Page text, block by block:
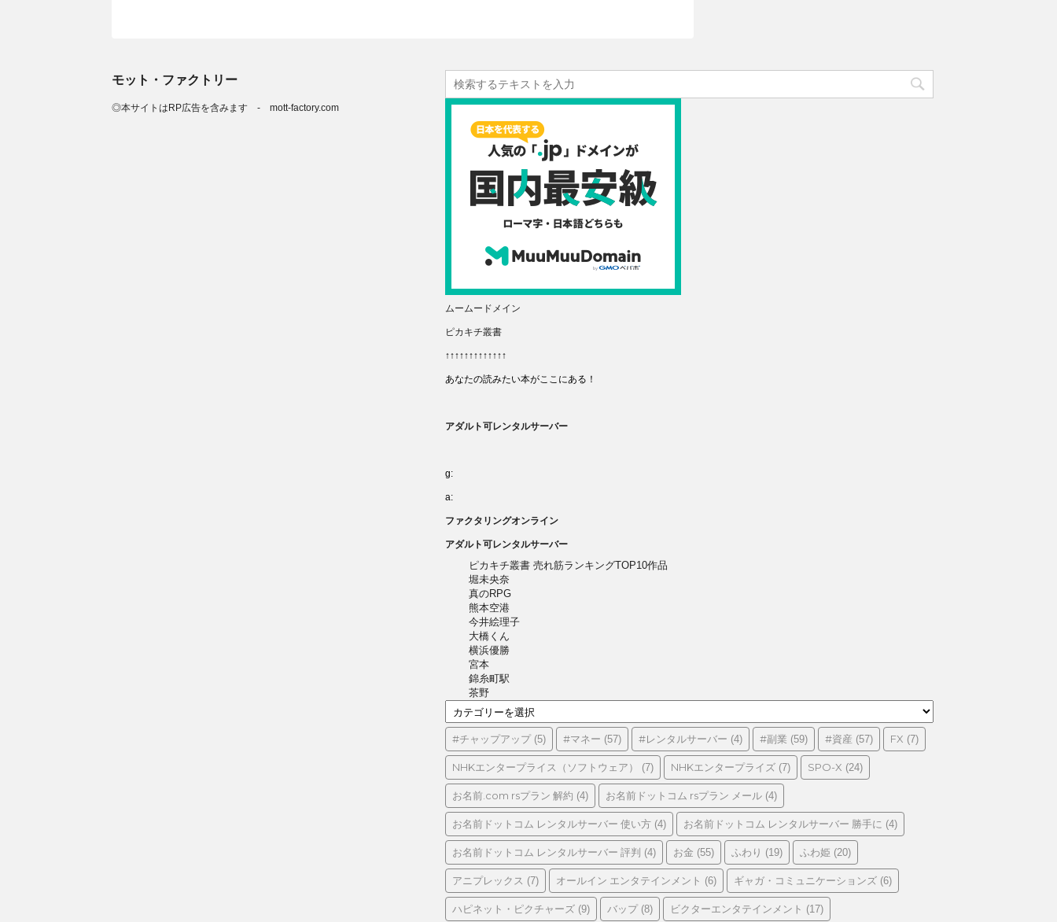
ムームードメイン
ピカキチ叢書
↑↑↑↑↑↑↑↑↑↑↑↑↑
あなたの読みたい本がここにある！
アダルト可レンタルサーバー
g:
a:
ファクタリングオンライン
アダルト可レンタルサーバー
ピカキチ叢書 売れ筋ランキングTOP10作品
堀未央奈
真のRPG
熊本空港
今井絵理子
大橋くん
横浜優勝
宮本
錦糸町駅
茶野
テ
ゴ
リ
ー
#チャップアップ(5) #マネー (57) #レンタルサーバー (4) #副業 (59) #資産 (57) FX (7)
NHKエンタープライス（ソフトウェア） (7) NHKエンタープライズ (7) SPO-X (24)
お名前.com rsプラン 解約 (4) お名前ドットコム rsプラン メール (4)
お名前ドットコム レンタルサーバー 使い方 (4) お名前ドットコム レンタルサーバー 勝手に (4)
お名前ドットコム レンタルサーバー 評判 (4) お金 (55) ふわり (19) ふわ姫 (20)
アニプレックス (7) オールイン エンタテインメント (6) ギャガ・コミュニケーションズ (6)
ハピネット・ピクチャーズ (9) バップ(8) ビクターエンタテインメント (17)
モット・ファクトリー
◎本サイトはRP広告を含みます - mott-factory.com